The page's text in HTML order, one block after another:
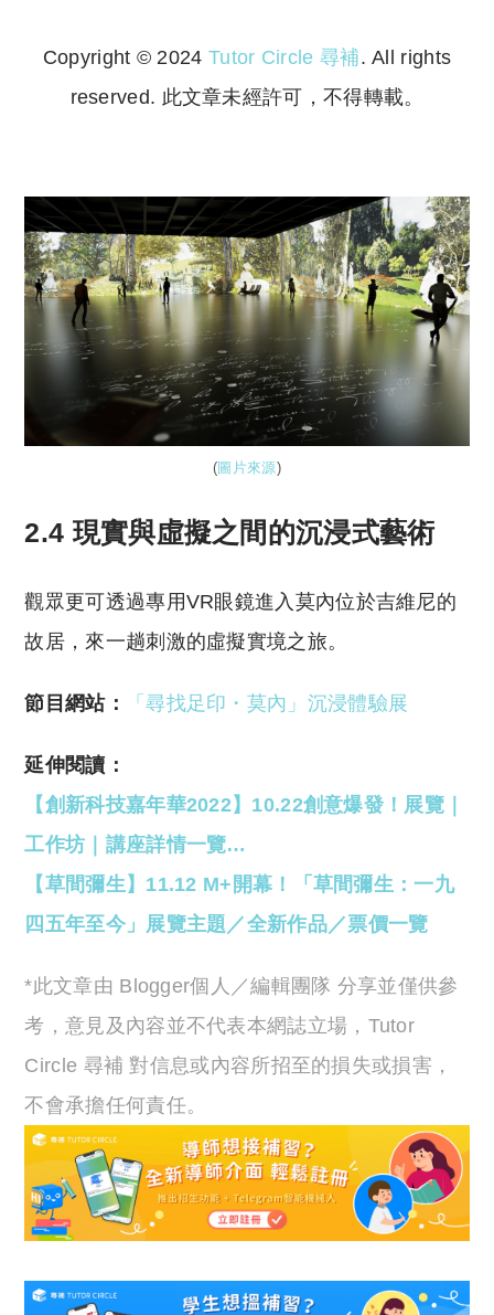
Copyright © 2024 Tutor Circle 尋補. All rights
reserved. 此文章未經許可，不得轉載。
(圖片來源)
2.4 現實與虛擬之間的沉浸式藝術
觀眾更可透過專用VR眼鏡進入莫內位於吉維尼的
故居，來一趟刺激的虛擬實境之旅。
節目網站： 「尋找足印・莫內」沉浸體驗展
延伸閱讀：
【創新科技嘉年華2022】10.22創意爆發！展覽｜
工作坊｜講座詳情一覽…
【草間彌生】11.12 M+開幕！「草間彌生：一九
四五年至今」展覽主題／全新作品／票價一覽
*此文章由 Blogger個人／編輯團隊 分享並僅供參
考，意見及內容並不代表本網誌立場，Tutor
Circle 尋補 對信息或內容所招至的損失或損害，
不會承擔任何責任。